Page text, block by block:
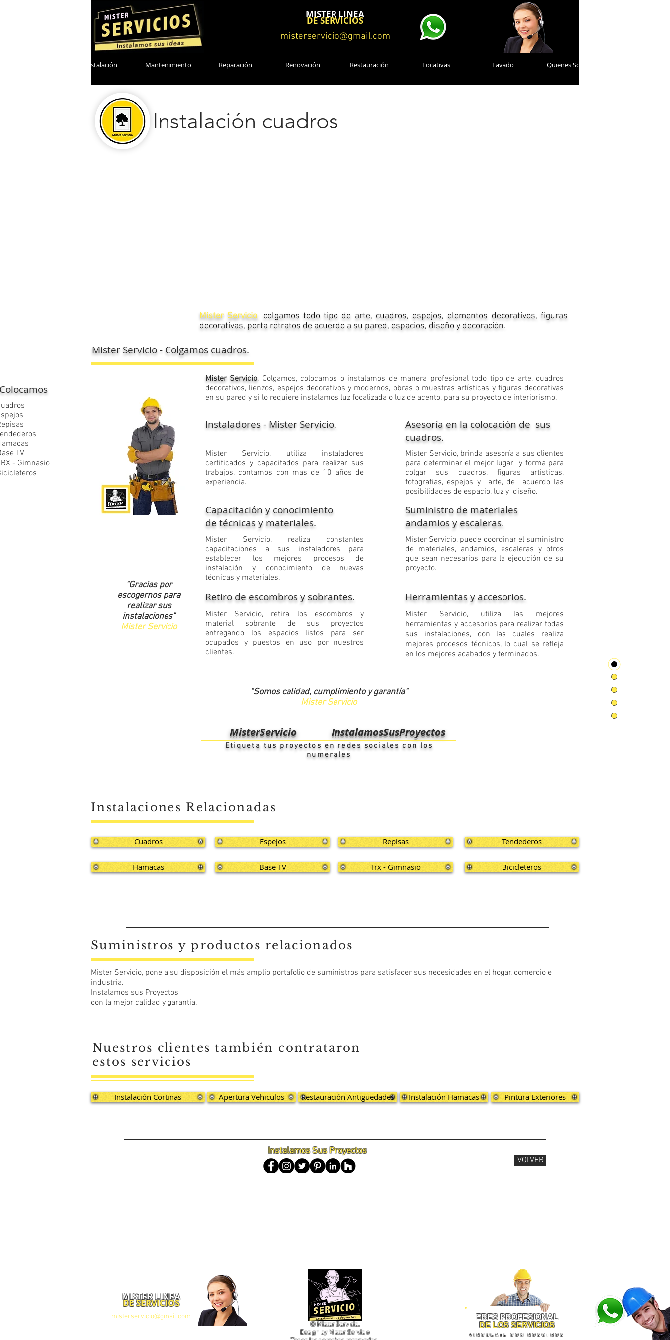
MISTER LINEA
DE SERVICIOS
misterservicio@gmail.com
Instalación Mantenimiento Reparación Renovación Restauración Locativas Lavado Quienes Somos
Instalación cuadros
Colocamos
TV
- Gimnasio
s
Mister Servicio - Colgamos cuadros.
Mister Servicio, Colgamos, colocamos o instalamos de manera profesional todo tipo de arte, cuadros
decorativos, lienzos, espejos decorativos y modernos, obras o muestras artísticas y figuras decorativas
en su pared y si lo requiere instalamos luz focalizada o luz de acento, para su proyecto de interiorismo.
Instaladores - Mister Servicio.
​Mister Servicio, utiliza instaladores
certificados y capacitados para realizar sus
trabajos, contamos con mas de 10 años de
experiencia.
Capacitación y conocimiento
de técnicas y materiales.
Asesoría en la colocación de sus
cuadros.
​Mister Servicio, brinda asesoría a sus clientes
para determinar el mejor lugar y forma para
colgar sus cuadros, figuras artisticas,
fotografias, espejos y arte, de acuerdo las
posibilidades de espacio, luz y diseño.
Suministro de materiales
andamios y escaleras.
"Gracias por
escogernos para
realizar sus
instalaciones"
Mister Servicio
​Mister Servicio, realiza constantes
capacitaciones a sus instaladores para
establecer los mejores procesos de
instalación y conocimiento de nuevas
técnicas y materiales.
Retiro de escombros y sobrantes.
​Mister Servicio, retira los escombros y
material sobrante de sus proyectos
entregando los espacios listos para ser
ocupados y puestos en uso por nuestros
clientes.
Mister Servicio, puede coordinar el suministro
de materiales, andamios, escaleras y otros
que sean necesarios para la ejecución de su
proyecto.
Herramientas y accesorios.
Mister Servicio, utiliza las mejores
herramientas y accesorios para realizar todas
sus instalaciones, con las cuales realiza
mejores procesos técnicos, lo cual se refleja
en los mejores acabados y terminados.
"Somos calidad, cumplimiento ygarantía"
Mister Servicio
​Mister Servicio
colgamos todo tipo de arte, cuadros, espejos, elementos decorativos, figuras
decorativas, porta retratos de acuerdo a su pared, espacios, diseño y decoración.
MisterServicio InstalamosSusProyectos
Etiqueta tus proyectos en redes sociales con los
numerales
Instalaciones Relacionadas
Cuadros
Hamacas
Espejos
Base TV
Repisas
Trx - Gimnasio
Tendederos
Bicicleteros
Suministros y productos relacionados
Mister Servicio, pone a su disposición el más amplio portafolio de suministros para satisfacer sus necesidades en el hogar, comercio e
industria.
Instalamos sus Proyectos
con la mejor calidad y garantía.
Nuestros clientes también contrataron
estos servicios
Instalación Cortinas Apertura Vehiculos Restauración Antiguedades Instalación Hamacas Pintura Exteriores
instalacion, colocacion, restauracion, renovacion, colgada, Colgar cuadros en Bogotá, Colgar cuadros en Bogota, Colgar cuadros en zona norte, Colgar cuadros en zona sur, Colgar cuadros en zona occidental, Colgar cuadros en zona oriental, Colgar cuadros en Usaquen, Colgar cuadros en Chapinero, Colgar cuadros en Santa Fe, Colgar cuadros en San Cristobal, Colgar cuadros en Usme, Colgar cuadros en
Instalamos Sus Proyectos
VOLVER
MISTER LINEA
DE SERVICIOS
misterservicio@gmail.com
© Mister Servicio.
Design by Mister Servicio
ERES PROFESIONAL
DE LOS SERVICIOS
VINCULATE CON NOSOTROS